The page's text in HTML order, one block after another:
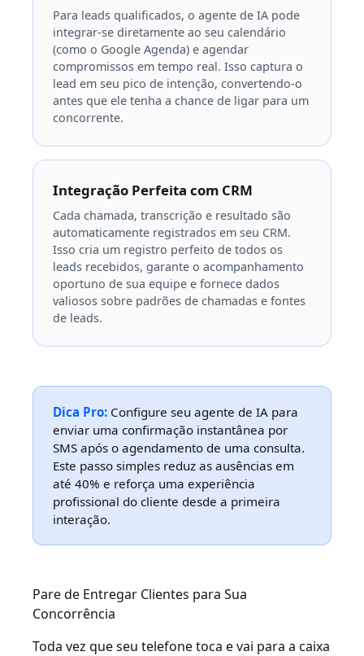
Para leads qualificados, o agente de IA pode
integrar-se diretamente ao seu calendário
(como o Google Agenda) e agendar
compromissos em tempo real. Isso captura o
lead em seu pico de intenção, convertendo-o
antes que ele tenha a chance de ligar para um
concorrente.
Integração Perfeita com CRM
Cada chamada, transcrição e resultado são
automaticamente registrados em seu CRM.
Isso cria um registro perfeito de todos os
leads recebidos, garante o acompanhamento
oportuno de sua equipe e fornece dados
valiosos sobre padrões de chamadas e fontes
de leads.
Dica Pro: Configure seu agente de IA para
enviar uma confirmação instantânea por
SMS após o agendamento de uma consulta.
Este passo simples reduz as ausências em
até 40% e reforça uma experiência
profissional do cliente desde a primeira
interação.
Pare de Entregar Clientes para Sua
Concorrência
Toda vez que seu telefone toca e vai para a caixa